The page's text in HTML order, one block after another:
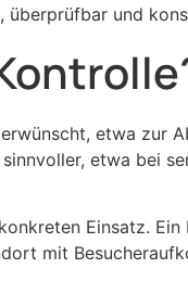
und
etwa zur
etwa bei
Einsatz.
mit